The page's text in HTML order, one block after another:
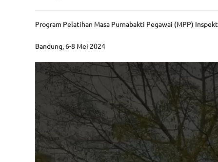
Program Pelatihan Masa Purnabakti Pegawai (MPP)
Bandung, 6-8 Mei 2024